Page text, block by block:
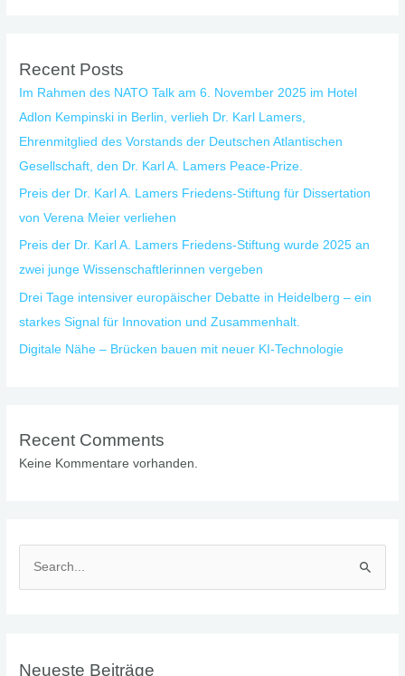
Recent Posts
Im Rahmen des NATO Talk am 6. November 2025 im Hotel
Adlon Kempinski in Berlin, verlieh Dr. Karl Lamers,
Ehrenmitglied des Vorstands der Deutschen Atlantischen
Gesellschaft, den Dr. Karl A. Lamers Peace-Prize.
Preis der Dr. Karl A. Lamers Friedens-Stiftung für Dissertation
von Verena Meier verliehen
Preis der Dr. Karl A. Lamers Friedens-Stiftung wurde 2025 an
zwei junge Wissenschaftlerinnen vergeben
Drei Tage intensiver europäischer Debatte in Heidelberg – ein
starkes Signal für Innovation und Zusammenhalt.
Digitale Nähe – Brücken bauen mit neuer KI-Technologie
Recent Comments
Keine Kommentare vorhanden.
e
Neueste Beiträge